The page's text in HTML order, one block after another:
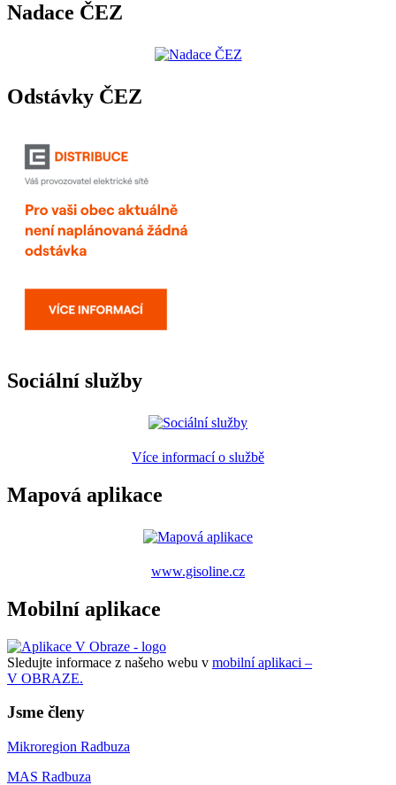
Nadace ČEZ
Odstávky ČEZ
Sociální služby
Více informací o službě
Mapová aplikace
www.gisoline.cz
Mobilní aplikace
Sledujte informace z našeho webu v mobilní aplikaci –
V OBRAZE.
Jsme členy
Mikroregion Radbuza
MAS Radbuza